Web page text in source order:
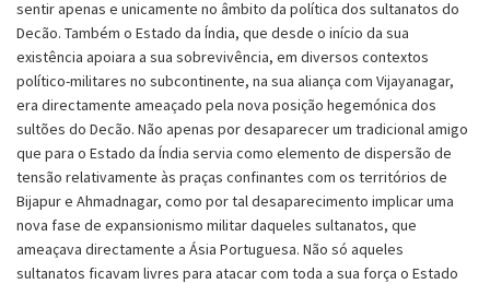
sentir apenas e unicamente no âmbito da política dos sultanatos do
Decão. Também o Estado da Índia, que desde o início da sua
existência apoiara a sua sobrevivência, em diversos contextos
político-militares no subcontinente, na sua aliança com Vijayanagar,
era directamente ameaçado pela nova posição hegemónica dos
sultões do Decão. Não apenas por desaparecer um tradicional amigo
que para o Estado da Índia servia como elemento de dispersão de
tensão relativamente às praças confinantes com os territórios de
Bijapur e Ahmadnagar, como por tal desaparecimento implicar uma
nova fase de expansionismo militar daqueles sultanatos, que
ameaçava directamente a Ásia Portuguesa. Não só aqueles
sultanatos ficavam livres para atacar com toda a sua força o Estado